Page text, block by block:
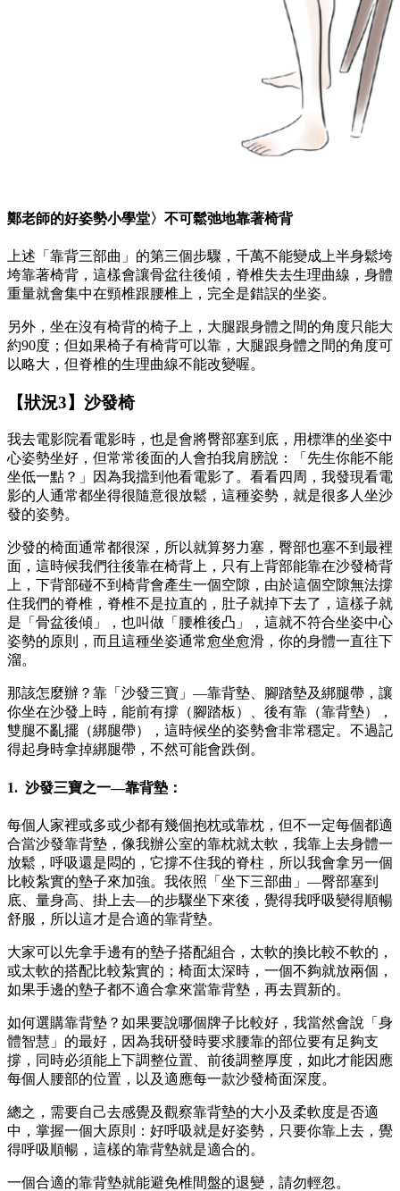
鄭老師的好姿勢小學堂〉不可鬆弛地靠著椅背
上述「靠背三部曲」的第三個步驟，千萬不能變成上半身鬆垮
垮靠著椅背，這樣會讓骨盆往後傾，脊椎失去生理曲線，身體
重量就會集中在頸椎跟腰椎上，完全是錯誤的坐姿。
另外，坐在沒有椅背的椅子上，大腿跟身體之間的角度只能大
約90度；但如果椅子有椅背可以靠，大腿跟身體之間的角度可
以略大，但脊椎的生理曲線不能改變喔。
【狀況3】沙發椅
我去電影院看電影時，也是會將臀部塞到底，用標準的坐姿中
心姿勢坐好，但常常後面的人會拍我肩膀說：「先生你能不能
坐低一點？」因為我擋到他看電影了。看看四周，我發現看電
影的人通常都坐得很隨意很放鬆，這種姿勢，就是很多人坐沙
發的姿勢。
沙發的椅面通常都很深，所以就算努力塞，臀部也塞不到最裡
面，這時候我們往後靠在椅背上，只有上背部能靠在沙發椅背
上，下背部碰不到椅背會產生一個空隙，由於這個空隙無法撐
住我們的脊椎，脊椎不是拉直的，肚子就掉下去了，這樣子就
是「骨盆後傾」，也叫做「腰椎後凸」，這就不符合坐姿中心
姿勢的原則，而且這種坐姿通常愈坐愈滑，你的身體一直往下
溜。
那該怎麼辦？靠「沙發三寶」—靠背墊、腳踏墊及綁腿帶，讓
你坐在沙發上時，能前有撐（腳踏板）、後有靠（靠背墊），
雙腿不亂擺（綁腿帶），這時候坐的姿勢會非常穩定。不過記
得起身時拿掉綁腿帶，不然可能會跌倒。
1. 沙發三寶之一—靠背墊：
每個人家裡或多或少都有幾個抱枕或靠枕，但不一定每個都適
合當沙發靠背墊，像我辦公室的靠枕就太軟，我靠上去身體一
放鬆，呼吸還是悶的，它撐不住我的脊柱，所以我會拿另一個
比較紮實的墊子來加強。我依照「坐下三部曲」—臀部塞到
底、量身高、掛上去—的步驟坐下來後，覺得我呼吸變得順暢
舒服，所以這才是合適的靠背墊。
大家可以先拿手邊有的墊子搭配組合，太軟的換比較不軟的，
或太軟的搭配比較紮實的；椅面太深時，一個不夠就放兩個，
如果手邊的墊子都不適合拿來當靠背墊，再去買新的。
如何選購靠背墊？如果要說哪個牌子比較好，我當然會說「身
體智慧」的最好，因為我研發時要求腰靠的部位要有足夠支
撐，同時必須能上下調整位置、前後調整厚度，如此才能因應
每個人腰部的位置，以及適應每一款沙發椅面深度。
總之，需要自己去感覺及觀察靠背墊的大小及柔軟度是否適
中，掌握一個大原則：好呼吸就是好姿勢，只要你靠上去，覺
得呼吸順暢，這樣的靠背墊就是適合的。
一個合適的靠背墊就能避免椎間盤的退變，請勿輕忽。